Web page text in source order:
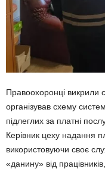
Правоохоронці викрили
організував схему
підлеглих за платні
Керівник цеху надання
використовуючи своє
«данину» від